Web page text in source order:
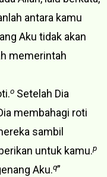
antara kamu
Aku tidak akan
memerintah
o Setelah Dia
membahagi roti
sambil
untuk kamu.p
Aku.q”